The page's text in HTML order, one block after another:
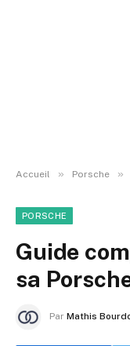
Accueil » Porsche »
PORSCHE
Guide
sa
Par Mathis